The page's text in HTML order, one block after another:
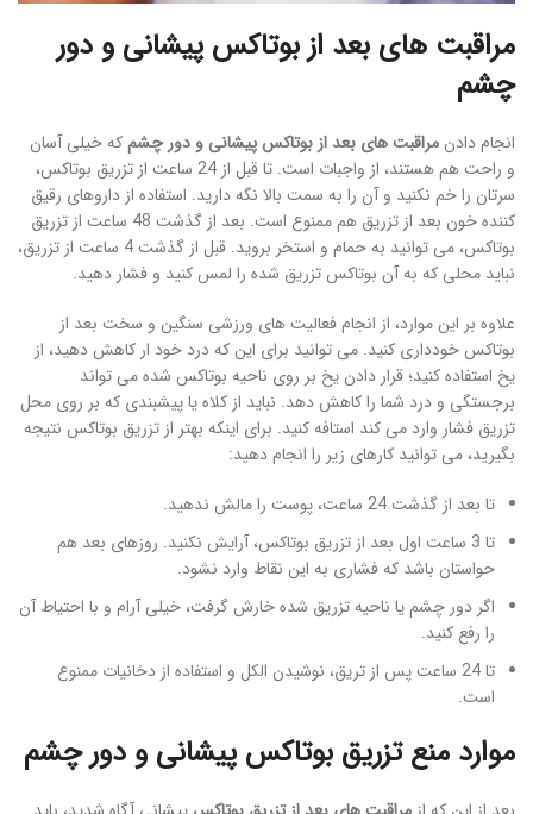
مراقبت های بعد از بوتاکس پیشانی و دور
چشم
انجام دادن مراقبت های بعد از بوتاکس پیشانی و دور چشمکه خیلی آسان
و راحت هم هستند، از واجبات است. تا قبل از 24 ساعت از تزریق بوتاکس،
سرتان را خم نکنید و آن را به سمت بالا نگه دارید. استفاده از داروهای رقیق
کننده خون بعد از تزریق هم ممنوع است. بعد از گذشت 48 ساعت از تزریق
بوتاکس، می توانید به حمام و استخر بروید. قبل از گذشت 4 ساعت از تزریق،
نباید محلی که به آن بوتاکس تزریق شده را لمس کنید و فشار دهید.
علاوه بر این موارد، از انجام فعالیت های ورزشی سنگین و سخت بعد از
بوتاکس خودداری کنید. می توانید برای این که درد خود ار کاهش دهید، از
یخ استفاده کنید؛ قرار دادن یخ بر روی ناحیه بوتاکس شده می تواند
برجستگی و درد شما را کاهش دهد. نباید از کلاه یا پیشبندی که بر روی محل
تزریق فشار وارد می کند استافه کنید. برای اینکه بهتر از تزریق بوتاکس نتیجه
بگیرید، می توانید کارهای زیر را انجام دهید:
تا بعد از گذشت 24 ساعت، پوست را مالش ندهید.
تا 3 ساعت اول بعد از تزریق بوتاکس، آرایش نکنید. روزهای بعد هم
حواستان باشد که فشاری به این نقاط وارد نشود.
اگر دور چشم یا ناحیه تزریق شده خارش گرفت، خیلی آرام و با احتیاط آن
را رفع کنید.
تا 24 ساعت پس از تریق، نوشیدن الکل و استفاده از دخانیات ممنوع
است.
موارد منع تزریق بوتاکس پیشانی و دور چشم